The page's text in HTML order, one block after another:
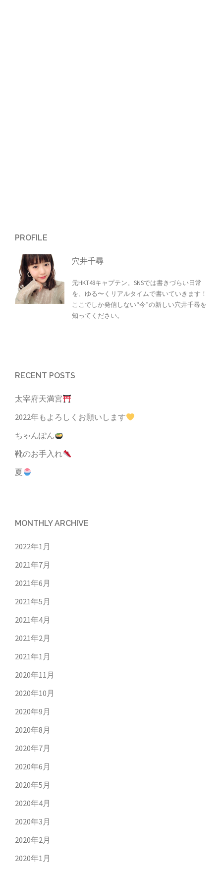
PROFILE
穴井千尋
元HKT48キャプテン。SNSでは書きづらい日常
を、ゆる〜くリアルタイムで書いていきます！
ここでしか発信しない“今”の新しい穴井千尋を
知ってください。
RECENT POSTS
太宰府天満宮
2022年もよろしくお願いします
ちゃんぽん
靴のお手入れ
夏
MONTHLY ARCHIVE
2022年1月
2021年7月
2021年6月
2021年5月
2021年4月
2021年2月
2021年1月
2020年11月
2020年10月
2020年9月
2020年8月
2020年7月
2020年6月
2020年5月
2020年4月
2020年3月
2020年2月
2020年1月